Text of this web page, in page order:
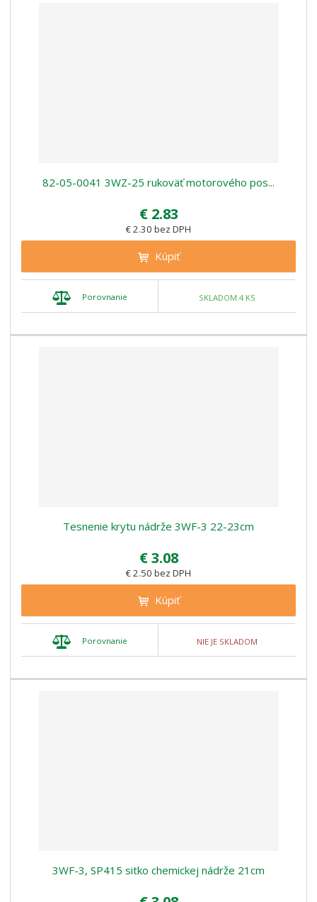
82-05-0041 3WZ-25 rukoväť motorového pos...
€ 2.83
€ 2.30 bez DPH
Kúpiť
Porovnanie SKLADOM 4 KS
Tesnenie krytu nádrže 3WF-3 22-23cm
€ 3.08
€ 2.50 bez DPH
Kúpiť
Porovnanie NIE JE SKLADOM
3WF-3, SP415 sitko chemickej nádrže 21cm